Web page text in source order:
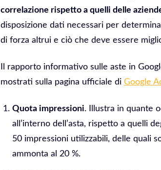
correlazione rispetto a quelli delle
disposizione dati necessari per
di forza altrui e ciò che deve essere
Il rapporto informativo sulle aste in
mostrati sulla pagina ufficiale di Google
Quota impressioni. Illustra in quante
all’interno dell’asta, rispetto a quelli
50 impressioni utilizzabili, delle quali
ammonta al 20 %.